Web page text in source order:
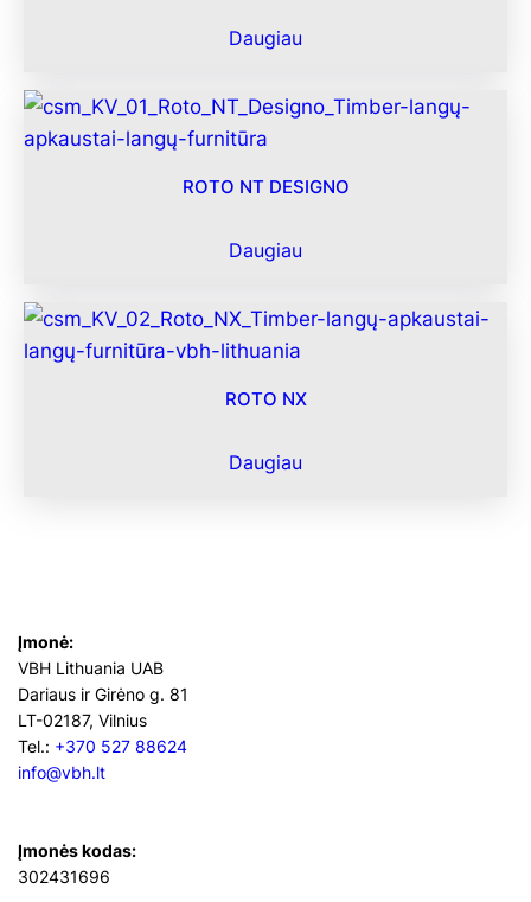
Daugiau
ROTO NT DESIGNO
Daugiau
ROTO NX
Daugiau
Įmonė:
VBH Lithuania UAB
Dariaus ir Girėno g. 81
LT-02187, Vilnius
Tel.: +370 527 88624
info@vbh.lt
Įmonės kodas:
302431696